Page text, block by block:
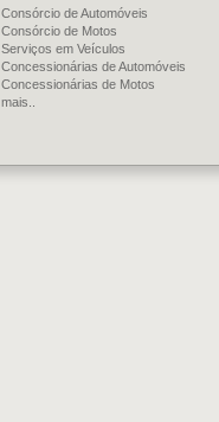
Consórcio de Automóveis
Consórcio de Motos
Serviços em Veículos
Concessionárias de Automóveis
Concessionárias de Motos
mais..